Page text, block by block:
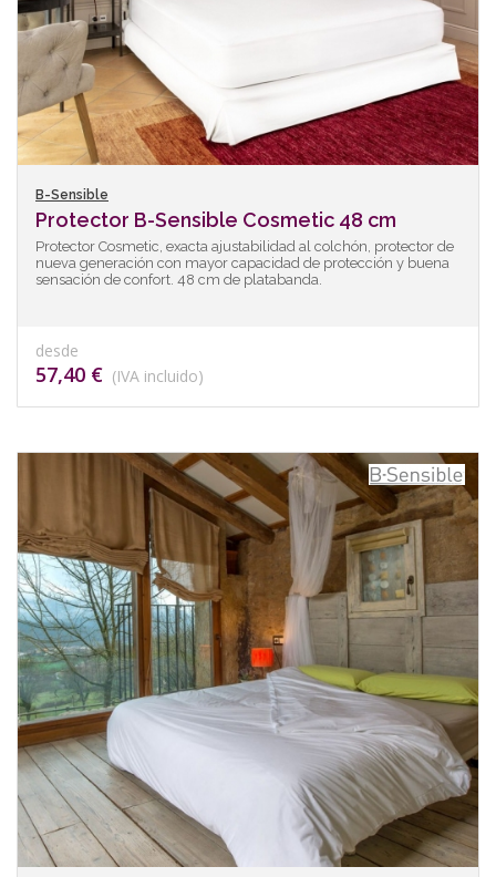
B-Sensible
Protector B-Sensible Cosmetic 48 cm
Protector Cosmetic, exacta ajustabilidad al colchón, protector de
nueva generación con mayor capacidad de protección y buena
sensación de confort. 48 cm de platabanda.
desde
57,40 € (IVA incluido)